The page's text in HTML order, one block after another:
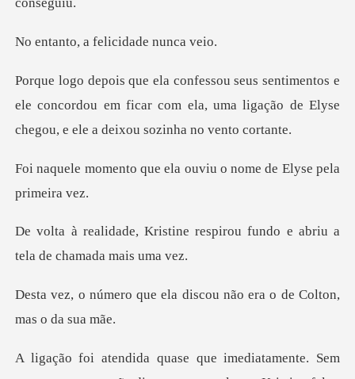
a felicidade
e
ele concordou em ficar com ela, uma ligação de Ely
ela ouviu o nome de El
ne respirou fundo e abriu a
ela discou não era o de